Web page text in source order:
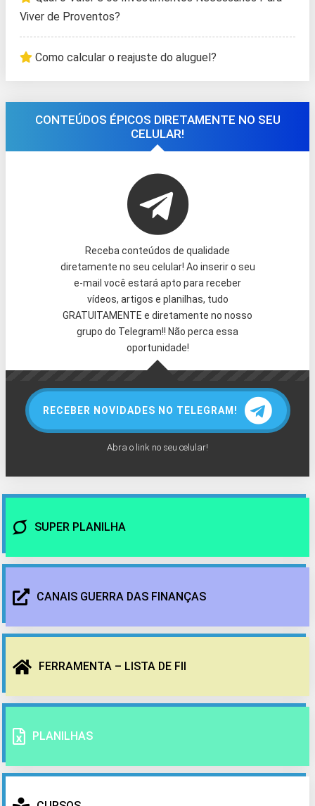
Viver de Proventos?
Como calcular o reajuste do aluguel?
CONTEÚDOS ÉPICOS DIRETAMENTE NO SEU
CELULAR!
Receba conteúdos de qualidade
diretamente no seu celular! Ao inserir o seu
e-mail você estará apto para receber
vídeos, artigos e planilhas, tudo
GRATUITAMENTE e diretamente no nosso
grupo do Telegram!! Não perca essa
oportunidade!
RECEBER NOVIDADES NO TELEGRAM!
Abra o link no seu celular!
SUPER PLANILHA
CANAIS GUERRA DAS FINANÇAS
FERRAMENTA – LISTA DE FII
PLANILHAS